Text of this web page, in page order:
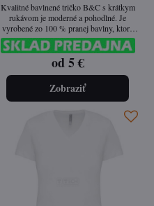
Kvalitné bavlnené tričko B&C s krátkym
rukávom je moderné a pohodlné. Je
vyrobené zo 100 % pranej bavlny, ktorá
zabezpečuje príjemný pocit na tele a vysokú
odolnosť. Má rúrkový strih bez bočných
švov pre dokonalé prispôsobenie a jemnú,
ale pevnú tkaninu RINGSPUN s gramážou
190 g/m². Ideálne na každodenné nosenie aj
potlač loga.
od 5 €
Zobraziť